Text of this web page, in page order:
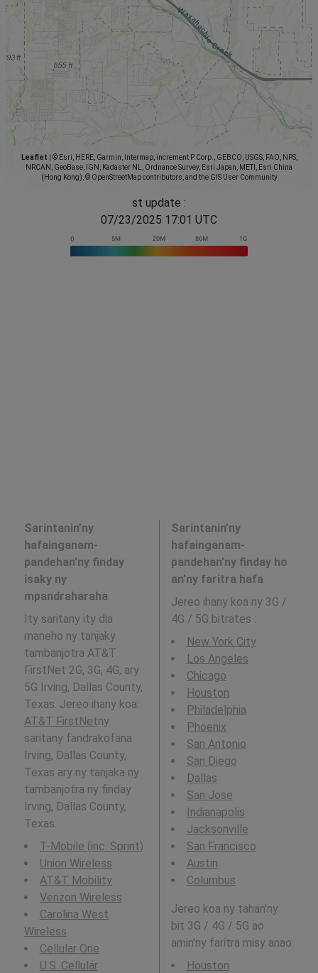
Leaflet
© Esri, HERE, Garmin, Intermap, increment P Corp., GEBCO, USGS, FAO, NPS,
NRCAN, GeoBase, IGN, Kadaster NL, Ordnance Survey, Esri Japan, METI, Esri China
(Hong Kong), © OpenStreetMap contributors, and the GIS User Community
st update :
07/23/2025 17:01 UTC
Sarintanin’ny
hafainganam-
pandehan’ny finday
isaky ny
mpandraharaha
Ity saritany ity dia
maneho ny tanjaky
tambanjotra AT&T
FirstNet 2G, 3G, 4G, ary
5G Irving, Dallas County,
Texas. Jereo ihany koa:
AT&T FirstNetny
saritany fandrakofana
Irving, Dallas County,
Texas ary ny tanjaka ny
tambanjotra ny finday
Irving, Dallas County,
Texas.
T-Mobile (inc. Sprint)
Union Wireless
AT&T Mobility
Verizon Wireless
Carolina West
Wireless
Cellular One
U.S. Cellular
Sarintanin’ny
hafainganam-
pandehan’ny finday ho
an’ny faritra hafa
Jereo ihany koa ny 3G /
4G / 5G bitrates :
New York City
Los Angeles
Chicago
Houston
Philadelphia
Phoenix
San Antonio
San Diego
Dallas
San Jose
Indianapolis
Jacksonville
San Francisco
Austin
Columbus
Jereo koa ny tahan'ny
bit 3G / 4G / 5G ao
amin'ny faritra misy anao:
Houston